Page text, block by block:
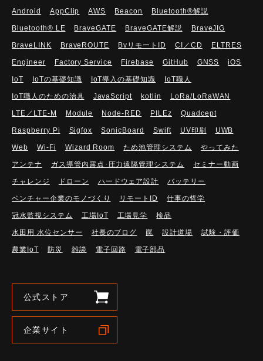
Android AppClip AWS Beacon Bluetooth®解説
Bluetooth®︎ LE BraveGATE BraveGATE解説 BraveJIG
BraveLINK BraveROUTE BvリモートID CI／CD ELTRES
Engineer Factory Service Firebase GitHub GNSS iOS
IoT IoTの基礎知識 IoT導入の基礎知識 IoT職人
IoT職人のための治具 JavaScript kotlin LoRa/LoRaWAN
LTE／LTE-M Module Node-RED PILEz Quadcept
Raspberry Pi Sigfox SonicBoard Swift UV印刷 UWB
Web Wi-Fi Wizard Room ため池管理システム やってみた
アンテナ ガス導管内露点･圧力遠隔管理システム セミナー動画
チャレンジ ドローン ハードウェア設計 バッテリー
ベンチャー企業のモノづくり リモートID 仕事の哲学
冠水監視システム 工場IoT 工場見学 検品
水田用 水位センサー 社長のブログ 罠 設計道場 試験・評価
農業IoT 防災 雑談 電子回路 電子部品
公式ストア
企業サイト